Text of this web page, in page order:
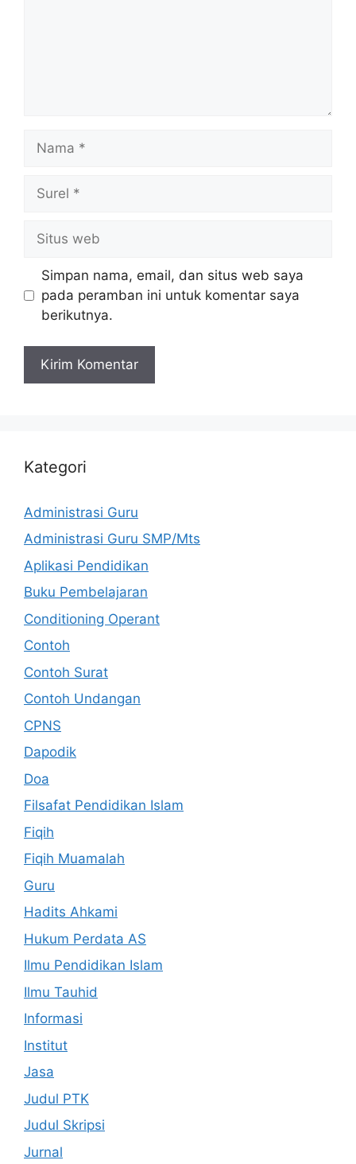
Nama
Surel
Situs
web
Simpan nama, email, dan situs web saya
pada peramban ini untuk komentar saya
berikutnya.
Kategori
Administrasi Guru
Administrasi Guru SMP/Mts
Aplikasi Pendidikan
Buku Pembelajaran
Conditioning Operant
Contoh
Contoh Surat
Contoh Undangan
CPNS
Dapodik
Doa
Filsafat Pendidikan Islam
Fiqih
Fiqih Muamalah
Guru
Hadits Ahkami
Hukum Perdata AS
Ilmu Pendidikan Islam
Ilmu Tauhid
Informasi
Institut
Jasa
Judul PTK
Judul Skripsi
Jurnal